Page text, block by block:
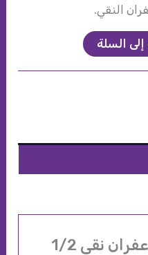
النقي.
السلة
كن أول من يقيم “زعفران نقي 1/2